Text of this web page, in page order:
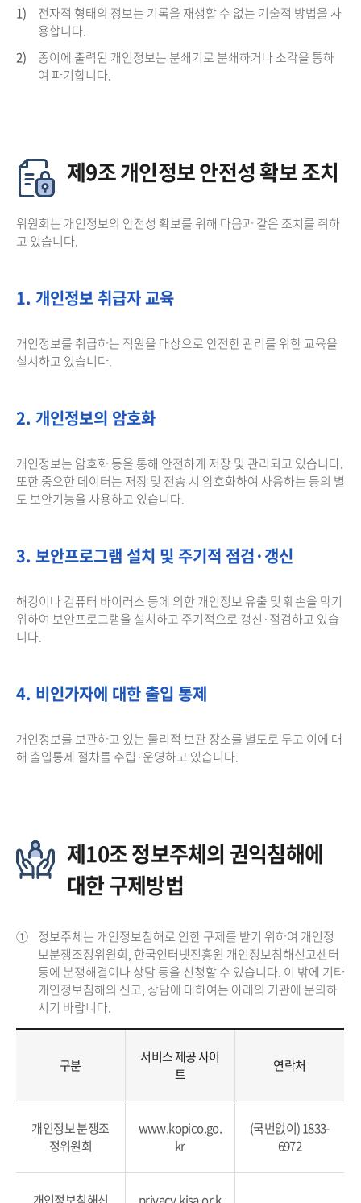
1)
전자적 형태의 정보는 기록을 재생할 수 없는 기술적 방법을 사
용합니다.
2)
종이에 출력된 개인정보는 분쇄기로 분쇄하거나 소각을 통하
여 파기합니다.
제9조 개인정보 안전성 확보 조치
위원회는 개인정보의 안전성 확보를 위해 다음과 같은 조치를 취하
고 있습니다.
1. 개인정보 취급자 교육
개인정보를 취급하는 직원을 대상으로 안전한 관리를 위한 교육을
실시하고 있습니다.
2. 개인정보의 암호화
개인정보는 암호화 등을 통해 안전하게 저장 및 관리되고 있습니다.
또한 중요한 데이터는 저장 및 전송 시 암호화하여 사용하는 등의 별
도 보안기능을 사용하고 있습니다.
3. 보안프로그램 설치 및 주기적 점검·갱신
해킹이나 컴퓨터 바이러스 등에 의한 개인정보 유출 및 훼손을 막기
위하여 보안프로그램을 설치하고 주기적으로 갱신·점검하고 있습
니다.
4. 비인가자에 대한 출입 통제
개인정보를 보관하고 있는 물리적 보관 장소를 별도로 두고 이에 대
해 출입통제 절차를 수립·운영하고 있습니다.
제10조 정보주체의 권익침해에
대한 구제방법
① 정보주체는 개인정보침해로 인한 구제를 받기 위하여 개인정
보분쟁조정위원회, 한국인터넷진흥원 개인정보침해신고센터
등에 분쟁해결이나 상담 등을 신청할 수 있습니다. 이 밖에 기타
개인정보침해의 신고, 상담에 대하여는 아래의 기관에 문의하
시기 바랍니다.
구분
서비스 제공 사이
트
연락처
개인정보 분쟁조
정위원회
www.kopico.go.
kr
(국번없이) 1833-
6972
개인정보침해신 privacy.kisa.or.k